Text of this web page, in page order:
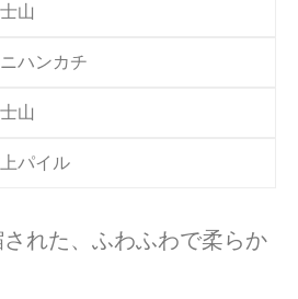
山
ニハンカチ
山
パイル
れた、ふわふわで柔らか